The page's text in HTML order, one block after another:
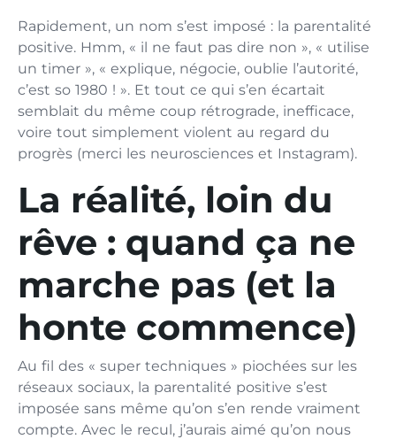
Rapidement, un nom s’est imposé : la parentalité
positive. Hmm, « il ne faut pas dire non », « utilise
un timer », « explique, négocie, oublie l’autorité,
c’est so 1980 ! ». Et tout ce qui s’en écartait
semblait du même coup rétrograde, inefficace,
voire tout simplement violent au regard du
progrès (merci les neurosciences et Instagram).
La réalité, loin du
rêve : quand ça ne
marche pas (et la
honte commence)
Au fil des « super techniques » piochées sur les
réseaux sociaux, la parentalité positive s’est
imposée sans même qu’on s’en rende vraiment
compte. Avec le recul, j’aurais aimé qu’on nous